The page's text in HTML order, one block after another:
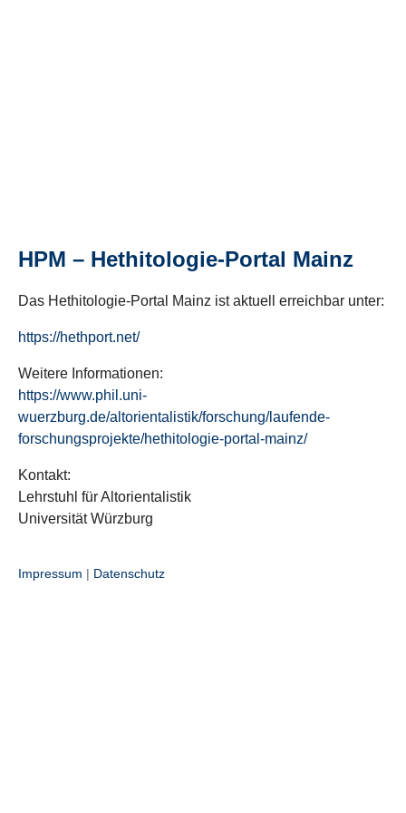
HPM – Hethitologie-Portal Mainz
Das Hethitologie-Portal Mainz ist aktuell erreichbar unter:
https://hethport.net/
Weitere Informationen:
https://www.phil.uni-
wuerzburg.de/altorientalistik/forschung/laufende-
forschungsprojekte/hethitologie-portal-mainz/
Kontakt:
Lehrstuhl für Altorientalistik
Universität Würzburg
Impressum | Datenschutz